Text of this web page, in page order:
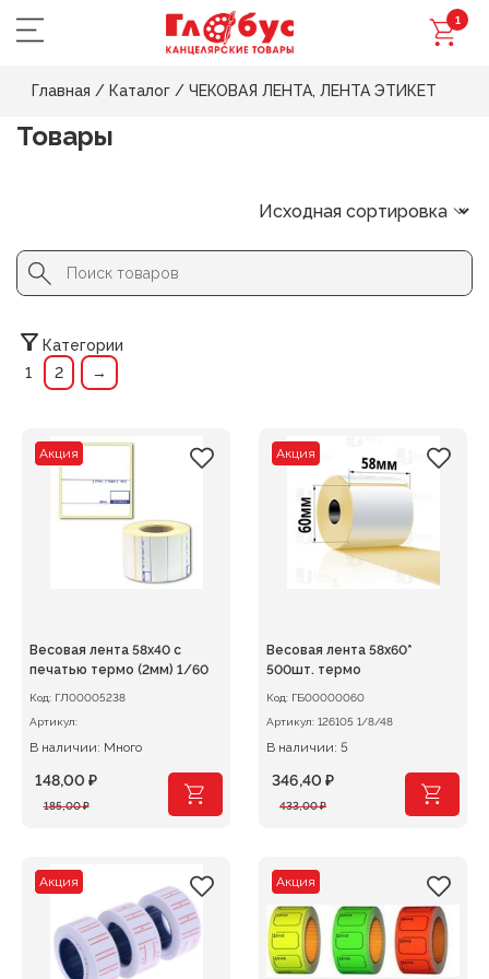
1
Главная / Каталог / ЧЕКОВАЯ ЛЕНТА, ЛЕНТА ЭТИКЕТ
Товары
Search
for:
Button
Категории
1
2 →
Акция
Весовая лента 58х40 с
печатью термо (2мм) 1/60
Код: ГЛ00005238
Артикул:
В наличии: Много
185,00₽
Первоначальная
185,00 ₽.
148,00 ₽
Текущая
Акция
Весовая лента 58х60*
500шт. термо
Код: ГБ00000060
Артикул:
126105 1/8/48
В наличии: 5
433,00₽
Первоначальная
433,00 ₽.
346,40 ₽
Текущая
Акция Акция